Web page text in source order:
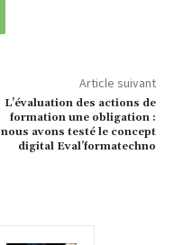
Article suivant
L’évaluation des actions de
formation une obligation :
nous avons testé le concept
digital Eval’formatechno